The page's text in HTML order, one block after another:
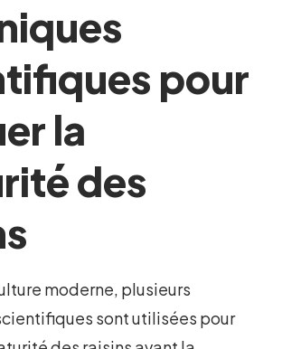
pour
la
des
moderne, plusieurs
sont utilisées pour